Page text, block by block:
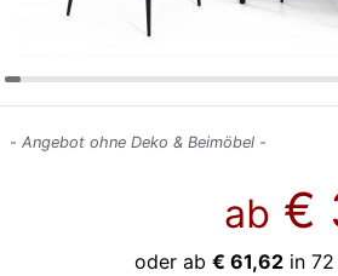
- Angebot ohne Deko & Beimöbel -
ab €
oder ab € 61,62 in